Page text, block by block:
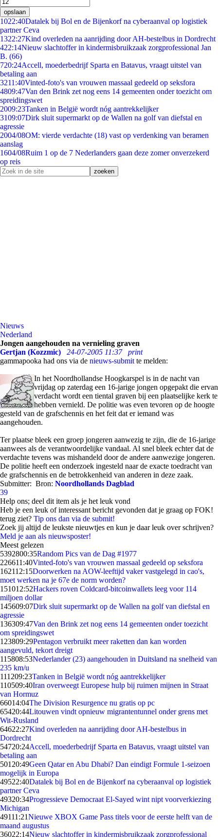
opslaan
1022:40Datalek bij Bol en de Bijenkorf na cyberaanval op logistiek
partner Ceva
1322:27Kind overleden na aanrijding door AH-bestelbus in Dordrecht
422:14Nieuw slachtoffer in kindermisbruikzaak zorgprofessional Jan
B. (66)
720:24Accell, moederbedrijf Sparta en Batavus, vraagt uitstel van
betaling aan
3211:40Vinted-foto's van vrouwen massaal gedeeld op seksfora
4809:47Van den Brink zet nog eens 14 gemeenten onder toezicht om
spreidingswet
2009:23Tanken in België wordt nóg aantrekkelijker
3109:07Dirk sluit supermarkt op de Wallen na golf van diefstal en
agressie
2004/08OM: vierde verdachte (18) vast op verdenking van beramen
aanslag
1604/08Ruim 1 op de 7 Nederlanders gaan deze zomer onverzekerd
op reis
Nieuws
Nederland
Jongen aangehouden na vernieling graven
Gertjan (Kozzmic)
24-07-2005 11:37
print
gammapooka had ons via de nieuws-submit te melden:
In het Noordhollandse Hoogkarspel is in de nacht van
vrijdag op zaterdag een 16-jarige jongen opgepakt die ervan
verdacht wordt een tiental graven bij een plaatselijke kerk te
hebben vernield. De politie was even tevoren op de hoogte
gesteld van de grafschennis en het feit dat er iemand was
aangehouden.
Ter plaatse bleek een groep jongeren aanwezig te zijn, die de 16-jarige
aanwees als de verantwoordelijke vandaal. Al snel bleek echter dat de
verdachte tevens was mishandeld door de andere aanwezige jongeren.
De politie heeft een onderzoek ingesteld naar de exacte toedracht van
de grafschennis en de betrokkenheid van anderen in deze zaak.
Submitter: Bron: Noordhollands Dagblad
39
Help ons; deel dit item als je het leuk vond
Heb je een leuk of interessant bericht gevonden dat je graag op FOK!
terug ziet? Tip ons dan via de submit!
Zoek jij altijd de leukste nieuwtjes en kun je daar leuk over schrijven?
Meld je aan als nieuwsposter!
Meest gelezen
5392800:35Random Pics van de Dag #1977
226611:40Vinted-foto's van vrouwen massaal gedeeld op seksfora
162112:15Doorwerken na AOW-leeftijd vaker vastgelegd in cao's,
moet werken na je 67e de norm worden?
151012:52Hackers roven Coldcard-bitcoinwallets leeg voor 114
miljoen dollar
145609:07Dirk sluit supermarkt op de Wallen na golf van diefstal en
agressie
136309:47Van den Brink zet nog eens 14 gemeenten onder toezicht
om spreidingswet
123809:29Pentagon verbruikt meer raketten dan kan worden
aangevuld, tekort dreigt
115808:53Nederlander (23) aangehouden in Duitsland na snelheid van
235 km/u
111209:23Tanken in België wordt nóg aantrekkelijker
110509:40Iran overweegt Europese hulp bij ruimen mijnen in Straat
van Hormuz
66014:04The Division Resurgence nu gratis op pc
65420:44Litouwen vindt opnieuw migrantentunnel onder grens met
Wit-Rusland
64622:27Kind overleden na aanrijding door AH-bestelbus in
Dordrecht
54720:24Accell, moederbedrijf Sparta en Batavus, vraagt uitstel van
betaling aan
501 20:49Geen Qatar en Abu Dhabi? Dan eindigt Formule 1-seizoen
mogelijk in Europa
49522:40Datalek bij Bol en de Bijenkorf na cyberaanval op logistiek
partner Ceva
49320:34Progressieve Democraat El-Sayed wint nipt voorverkiezing
Michigan
49111:21Nieuwe XBOX Game Pass titels voor de eerste helft van de
maand augustus
36022:14Nieuw slachtoffer in kindermisbruikzaak zorgprofessional